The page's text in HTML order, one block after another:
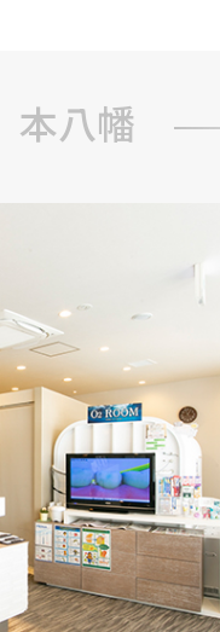
本八幡